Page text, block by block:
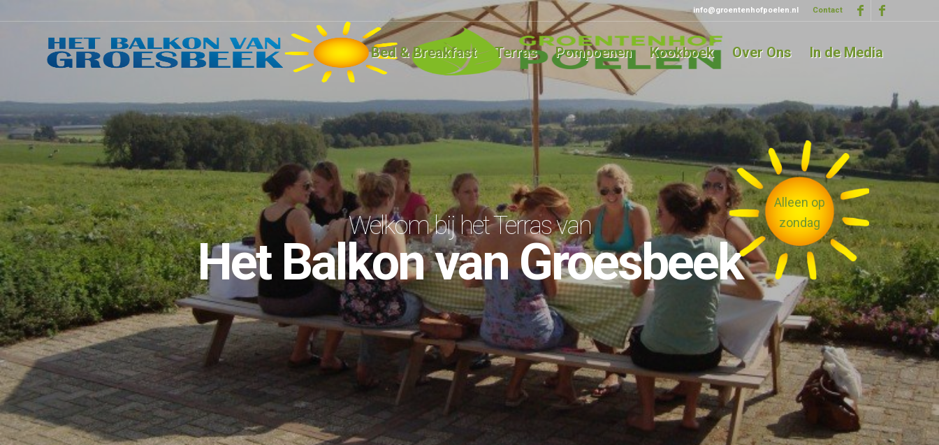
Contact
info@groentenhofpoelen.nl
Bed & Breakfast Terras Pompoenen Kookboek Over Ons In de Media
Welkom bij het Terras van
Het Balkon van Groesbeek
Alleen op
zondag